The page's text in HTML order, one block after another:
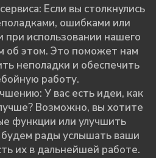
Если вы столкнулись
ошибками или
при использовании нашего
об этом. Это поможет нам
неполадки и обеспечить
работу.
У вас есть идеи, как
Возможно, вы хотите
функции или улучшить
рады услышать ваши
их в дальнейшей работе.